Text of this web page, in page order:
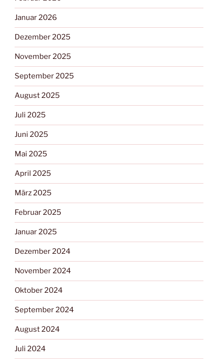
Januar 2026
Dezember 2025
November 2025
September 2025
August 2025
Juli 2025
Juni 2025
Mai 2025
April 2025
März 2025
Februar 2025
Januar 2025
Dezember 2024
November 2024
Oktober 2024
September 2024
August 2024
Juli 2024